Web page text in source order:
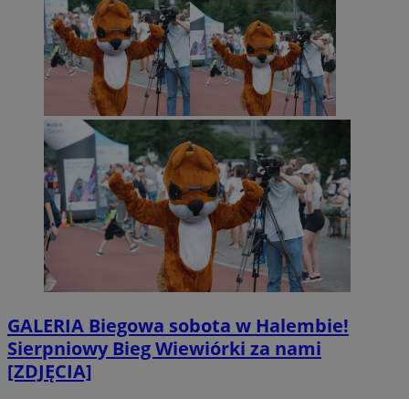
GALERIA Biegowa sobota w Halembie!
Sierpniowy Bieg Wiewiórki za nami
[ZDJĘCIA]